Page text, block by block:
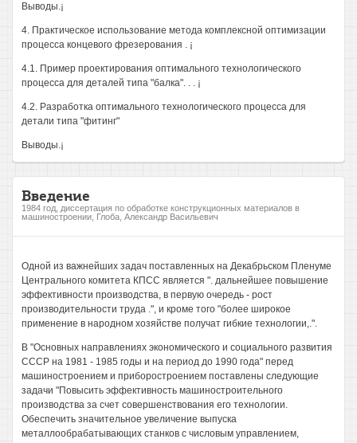
Выводы.¡
4. Практическое использование метода комплексной оптимизации
процесса концевого фрезерования . ¡
4.1. Пример проектирования оптимального технологического
процесса для деталей типа "балка". . . ¡
4.2. Разработка оптимального технологического процесса для
детали типа "фитинг"
Выводы.¡
Введение
1984 год, диссертация по обработке конструкционных материалов в
машиностроении, Глоба, Александр Васильевич
Одной из важнейших задач поставленных на Декабрьском Пленуме
Центрального комитета КПСС является ". дальнейшее повышение
эффективности производства, в первую очередь - рост
производительности труда .", и кроме того "более широкое
применение в народном хозяйстве получат гибкие технологии,.".
В "Основных направлениях экономического и социального развития
СССР на 1981 - 1985 годы и на период до 1990 года" перед
машиностроением и приборостроением поставлены следующие
задачи "Повысить эффективность машиностроительного
производства за счет совершенствования его технологии.
Обеспечить значительное увеличение выпуска
металлообрабатывающих станков с числовым управлением,